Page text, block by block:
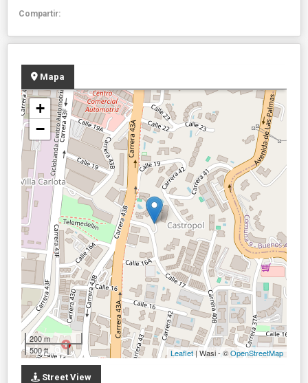
Compartir:
Mapa
+
−
200 m
500 ft
Leaflet | Wasi - ©OpenStreetMap
Street View